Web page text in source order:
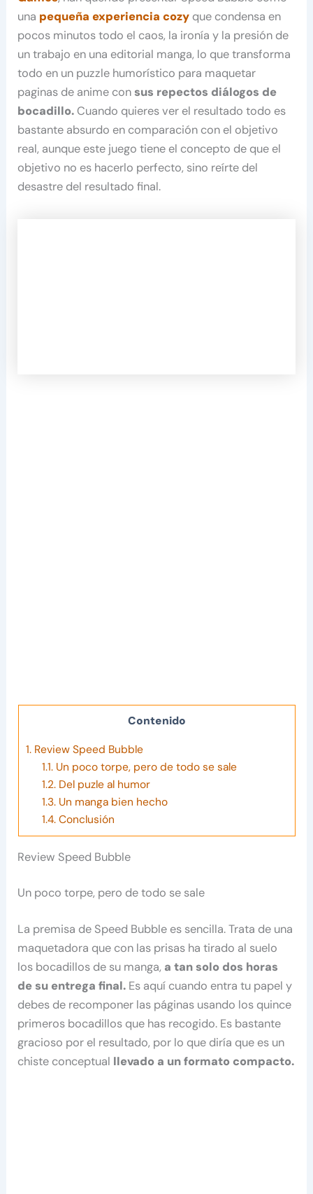
una pequeña experiencia cozy que condensa en
pocos minutos todo el caos, la ironía y la presión de
un trabajo en una editorial manga, lo que transforma
todo en un puzzle humorístico para maquetar
paginas de anime consus repectos diálogos de
bocadillo.Cuando quieres ver el resultado todo es
bastante absurdo en comparación con el objetivo
real, aunque este juego tiene el concepto de que el
objetivo no es hacerlo perfecto, sino reírte del
desastre del resultado final.
Contenido
1.Review Speed Bubble
1.1.Un poco torpe, pero de todo se sale
1.2.Del puzle al humor
1.3.Un manga bien hecho
1.4.Conclusión
Review Speed Bubble
Un poco torpe, pero de todo se sale
La premisa de Speed Bubble es sencilla. Trata de una
maquetadora que con las prisas ha tirado al suelo
los bocadillos de su manga, a tan solo dos horas
de su entrega final. Es aquí cuando entra tu papel y
debes de recomponer las páginas usando los quince
primeros bocadillos que has recogido. Es bastante
gracioso por el resultado, por lo que diría que es un
chiste conceptual llevado a un formato compacto.